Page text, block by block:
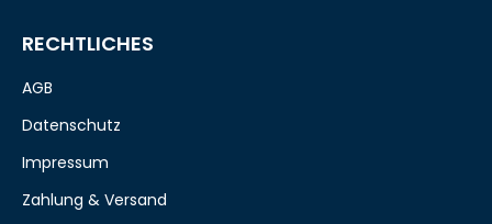
RECHTLICHES
AGB
Datenschutz
Impressum
Zahlung & Versand